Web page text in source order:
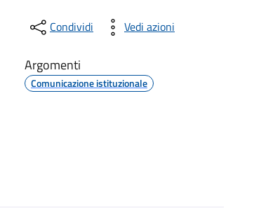
Condividi Vedi azioni
Argomenti
Comunicazione istituzionale